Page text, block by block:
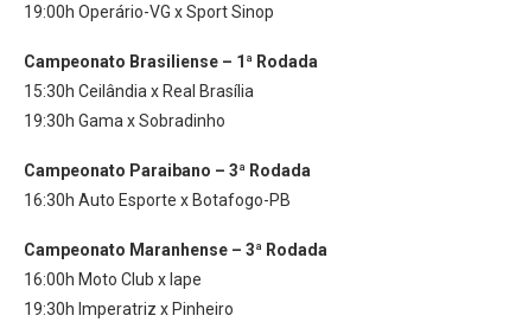
19:00h Operário-VG x Sport Sinop
Campeonato Brasiliense – 1ª Rodada
15:30h Ceilândia x Real Brasília
19:30h Gama x Sobradinho
Campeonato Paraibano – 3ª Rodada
16:30h Auto Esporte x Botafogo-PB
Campeonato Maranhense – 3ª Rodada
16:00h Moto Club x Iape
19:30h Imperatriz x Pinheiro